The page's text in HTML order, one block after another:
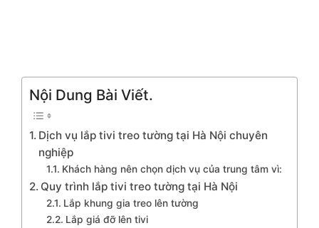
Nội Dung Bài Viết.
Dịch vụ lắp tivi treo tường tại Hà Nội chuyên
nghiệp
Khách hàng nên chọn dịch vụ của trung tâm vì:
Quy trình lắp tivi treo tường tại Hà Nội
Lắp khung gia treo lên tường
Lắp giá đỡ lên tivi